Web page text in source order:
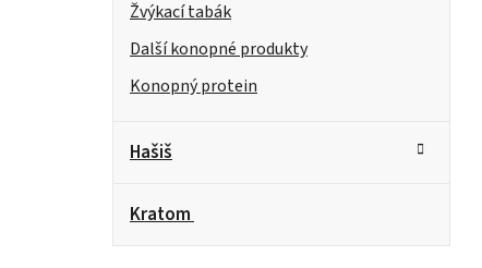
Žvýkací tabák
Další konopné produkty
Konopný protein
Hašiš
Kratom